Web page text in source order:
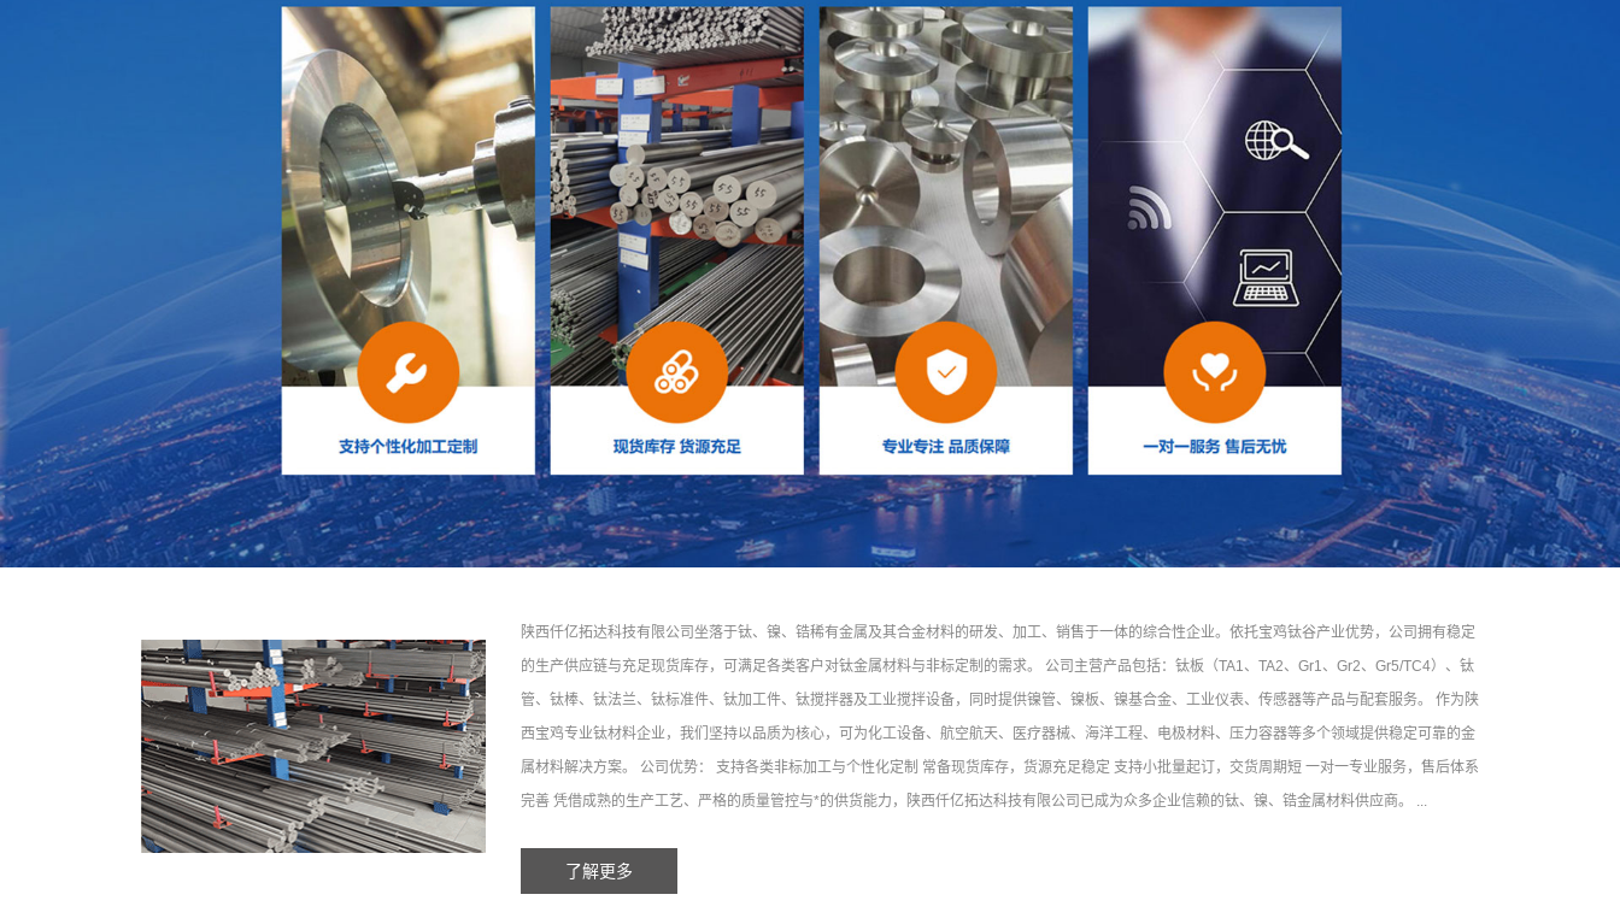
陕西仟亿拓达科技有限公司坐落于钛、镍、锆稀有金属及其合金材料的研发、加工、销售于一体的综合性企业。依托宝鸡钛谷产业优势，公司拥有稳定
的生产供应链与充足现货库存，可满足各类客户对钛金属材料与非标定制的需求。 公司主营产品包括：钛板（TA1、TA2、Gr1、Gr2、Gr5/TC4）、钛
管、钛棒、钛法兰、钛标准件、钛加工件、钛搅拌器及工业搅拌设备，同时提供镍管、镍板、镍基合金、工业仪表、传感器等产品与配套服务。 作为陕
西宝鸡专业钛材料企业，我们坚持以品质为核心，可为化工设备、航空航天、医疗器械、海洋工程、电极材料、压力容器等多个领域提供稳定可靠的金
属材料解决方案。 公司优势： 支持各类非标加工与个性化定制 常备现货库存，货源充足稳定 支持小批量起订，交货周期短 一对一专业服务，售后体系
完善 凭借成熟的生产工艺、严格的质量管控与*的供货能力，陕西仟亿拓达科技有限公司已成为众多企业信赖的钛、镍、锆金属材料供应商。 ...
了解更多